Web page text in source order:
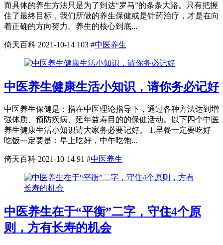
而具体的养生方法只是为了到达“罗马”的条条大路。只有把握
住了最终目标，我们所做的养生保健或是针药治疗，才是在向
着正确的方向努力。养生的核心到底...
倚天百科 2021-10-14 103 #中医养生
中医养生健康生活小知识，请你务必记好
中医养生保健是：指在中医理论指导下，通过各种方法达到增
强体质、预防疾病、延年益寿目的的保健活动。以下四个中医
养生健康生活小知识请大家务必要记好。 1.早餐一定要吃好
吃饭一定要是：早上吃好，中午吃饱...
倚天百科 2021-10-14 91 #中医养生
中医养生在于“平衡”二字，守住4个原
则，方有长寿的机会